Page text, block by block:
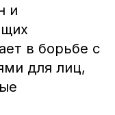
и
в борьбе с
для лиц,